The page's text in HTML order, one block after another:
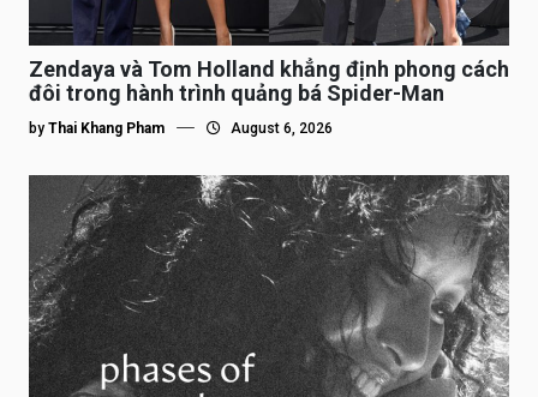
Zendaya và Tom Holland khẳng định phong cách
đôi trong hành trình quảng bá Spider-Man
by Thai Khang Pham August 6, 2026